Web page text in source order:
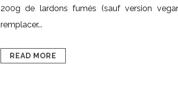
200g de lardons fumés (sauf version
remplacer...
READ MORE